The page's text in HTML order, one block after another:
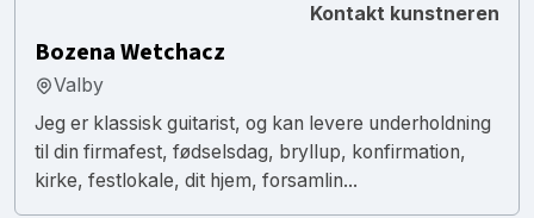
Kontakt kunstneren
Bozena Wetchacz
Valby
Jeg er klassisk guitarist, og kan levere underholdning
til din firmafest, fødselsdag, bryllup, konfirmation,
kirke, festlokale, dit hjem, forsamlin...